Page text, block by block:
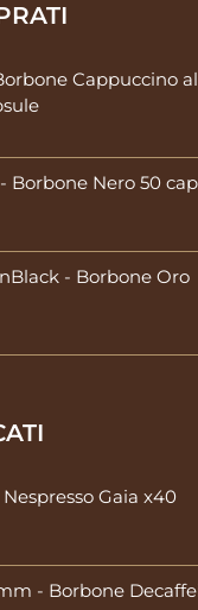
Cappuccino
Borbone Nero 50
- Borbone Oro
Gaia x40
- Borbone